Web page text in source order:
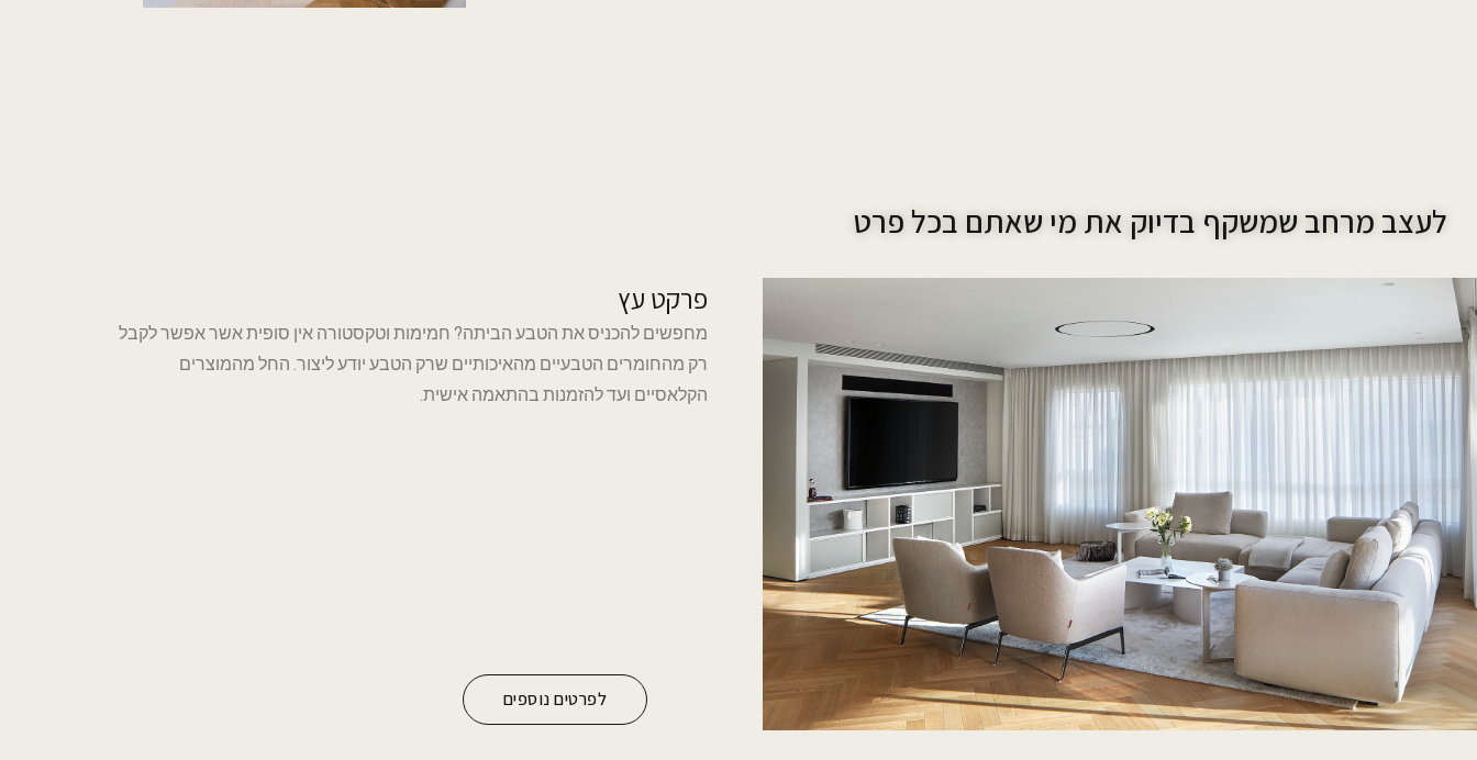
לעצב מרחב שמשקף בדיוק את מי שאתם בכל פרט
פרקט עץ
מחפשים להכניס את הטבע הביתה? חמימות וטקסטורה אין סופית אשר אפשר לקבל
רק מהחומרים הטבעיים מהאיכותיים שרק הטבע יודע ליצור. החל מהמוצרים
הקלאסיים ועד להזמנות בהתאמה אישית.
לפרטים נוספים